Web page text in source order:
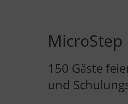
150 Gäste
und